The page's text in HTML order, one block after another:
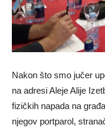
Nakon što smo jučer
na adresi Aleje Alije
fizičkih napada na
njegov portparol,